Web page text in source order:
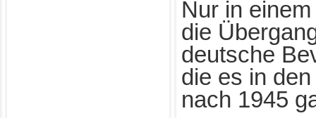
Nur in
die
deutsche
die es in
nach 1945